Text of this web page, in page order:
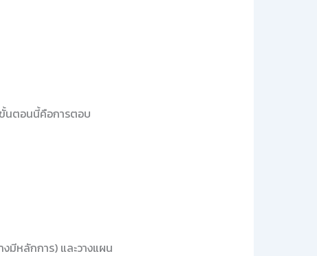
นตอนนี้คือการตอบ
มีหลักการ) และวางแผน